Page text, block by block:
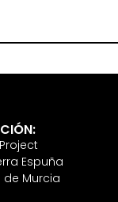
Espuña
de Murcia